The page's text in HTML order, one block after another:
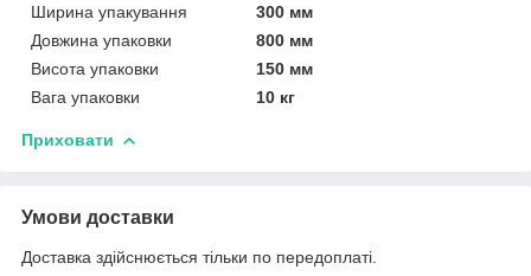
Ширина упакування
300 мм
Довжина упаковки
800 мм
Висота упаковки
150 мм
Вага упаковки
10 кг
Приховати
Умови доставки
Доставка здійснюється тільки по передоплаті.